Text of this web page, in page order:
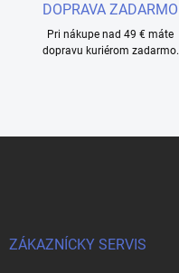
DOPRAVA ZADARMO
Pri nákupe nad 49 € máte
dopravu kuriérom zadarmo.
ZÁKAZNÍCKY SERVIS